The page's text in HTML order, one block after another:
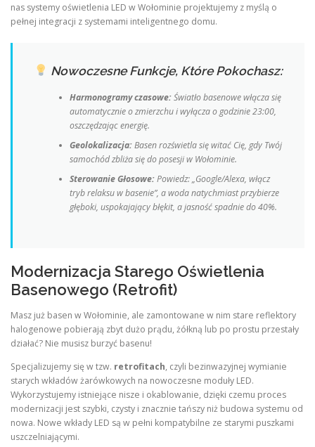
nas systemy oświetlenia LED w Wołominie projektujemy z myślą o
pełnej integracji z systemami inteligentnego domu.
Nowoczesne Funkcje, Które Pokochasz:
Harmonogramy czasowe:Światło basenowe włącza się
automatycznie o zmierzchu i wyłącza o godzinie 23:00,
oszczędzając energię.
Geolokalizacja:Basen rozświetla się witać Cię, gdy Twój
samochód zbliża się do posesji w Wołominie.
Sterowanie Głosowe:Powiedz: „Google/Alexa, włącz
tryb relaksu w basenie”, a woda natychmiast przybierze
głęboki, uspokajający błękit, a jasność spadnie do 40%.
Modernizacja Starego Oświetlenia
Basenowego (Retrofit)
Masz już basen w Wołominie, ale zamontowane w nim stare reflektory
halogenowe pobierają zbyt dużo prądu, żółkną lub po prostu przestały
działać? Nie musisz burzyć basenu!
Specjalizujemy się w tzw. retrofitach, czyli bezinwazyjnej wymianie
starych wkładów żarówkowych na nowoczesne moduły LED.
Wykorzystujemy istniejące nisze i okablowanie, dzięki czemu proces
modernizacji jest szybki, czysty i znacznie tańszy niż budowa systemu od
nowa. Nowe wkłady LED są w pełni kompatybilne ze starymi puszkami
uszczelniającymi.